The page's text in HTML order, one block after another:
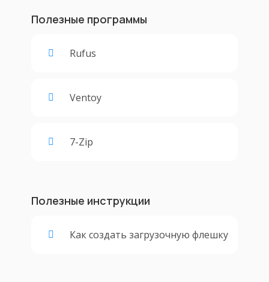
Полезные программы
Rufus
Ventoy
7-Zip
Полезные инструкции
Как создать загрузочную флешку